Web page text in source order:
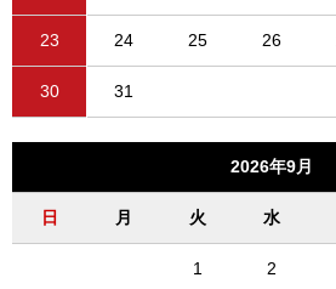
23 24 25 26
30 31
2026年9月
日 月 火 水
1 2